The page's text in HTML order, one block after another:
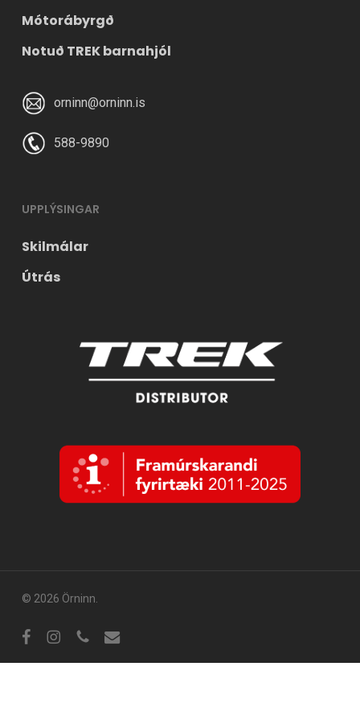
Mótorábyrgð
Notuð TREK barnahjól
orninn@orninn.is
588-9890
UPPLÝSINGAR
Skilmálar
Útrás
© 2026 Örninn.
FacebookInstagram
sími tölvupóstur